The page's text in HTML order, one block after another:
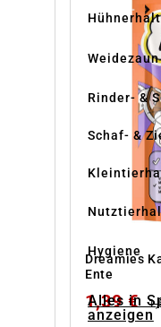
Weidezaun
Rinder- &
Schaf- &
Hygiene
Alles in
anzeigen
Dreamies
Ente
1,39 €